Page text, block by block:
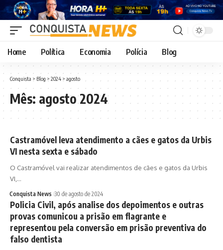
Home Política Economia Polícia Blog
Conquista > Blog > 2024 > agosto
Mês: agosto 2024
Castramóvel leva atendimento a cães e gatos da Urbis
VI nesta sexta e sábado
O Castramóvel vai realizar atendimentos de cães e gatos da Urbis
VI,…
Conquista News 30 de agosto de 2024
Policia Civil, após analise dos depoimentos e outras
provas comunicou a prisão em flagrante e
representou pela conversão em prisão preventiva do
falso dentista